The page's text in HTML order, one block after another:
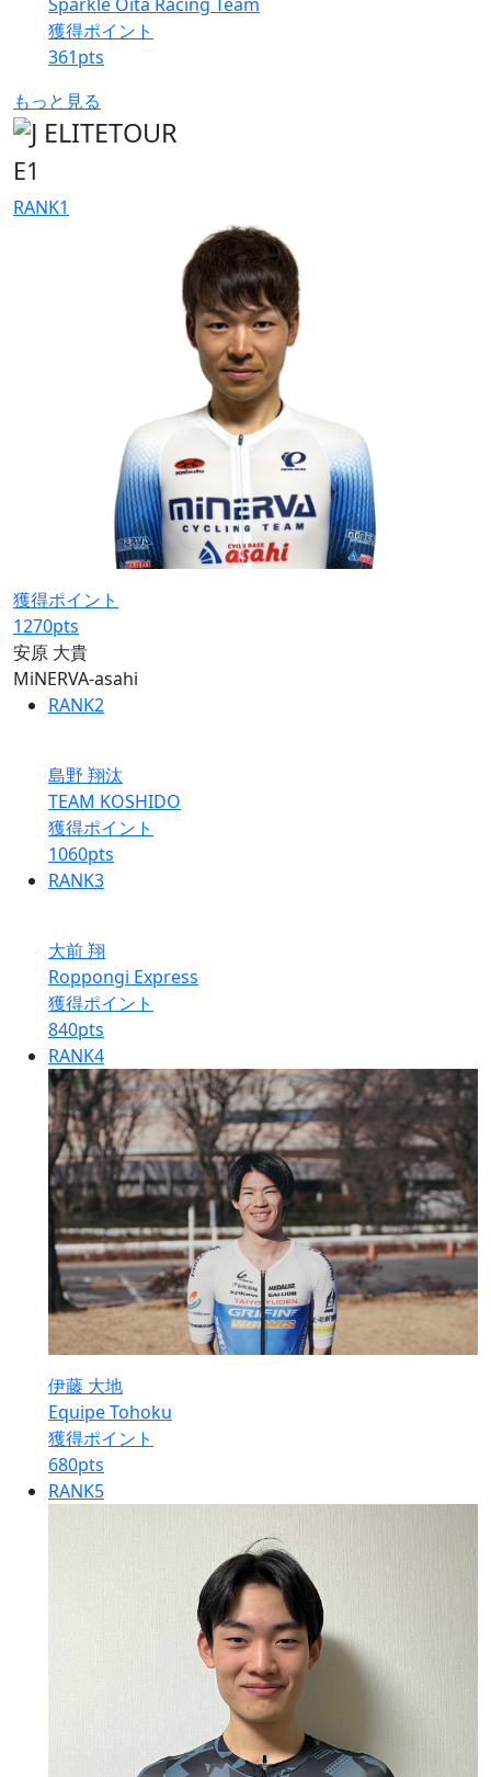
獲得ポイント
361pts
もっと見る
E1
RANK1
獲得ポイント
1270pts
安原 大貴
MiNERVA-asahi
RANK2
島野 翔汰
TEAM KOSHIDO
獲得ポイント
1060pts
RANK3
大前 翔
Roppongi Express
獲得ポイント
840pts
RANK4
伊藤 大地
Equipe Tohoku
獲得ポイント
680pts
RANK5